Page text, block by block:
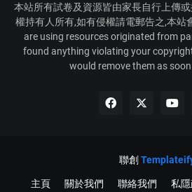
本站所有試卷及資源皆由家長自行上傳
權持有人所有,如有侵權請電郵告之,本站
are using resources originated from
found anything violating your
would remove them as
聯創
主頁 關於我們 聯絡我們 私